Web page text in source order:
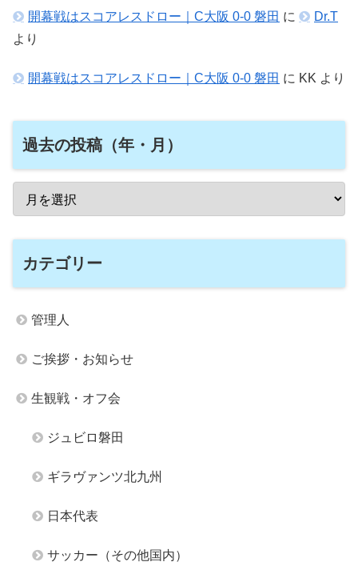
開幕戦はスコアレスドロー｜C大阪 0-0 磐田 に
Dr.T
より
開幕戦はスコアレスドロー｜C大阪 0-0 磐田 に KK より
過去の投稿（年・月）
カテゴリー
管理人
ご挨拶・お知らせ
生観戦・オフ会
ジュビロ磐田
ギラヴァンツ北九州
日本代表
サッカー（その他国内）